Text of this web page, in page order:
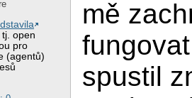
tj. open
pro
(agentů)
mě
spustil